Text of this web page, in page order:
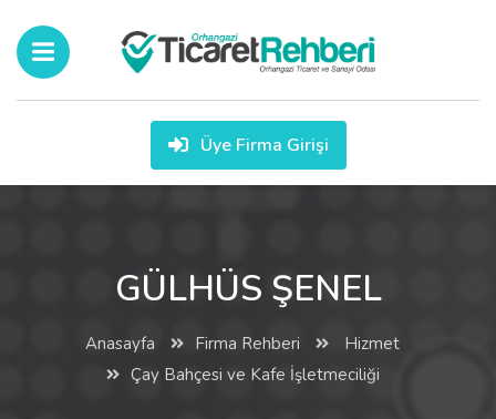
Üye Firma Girişi
GÜLHÜS ŞENEL
Anasayfa Firma Rehberi
Hizmet
Çay Bahçesi ve Kafe İşletmeciliği